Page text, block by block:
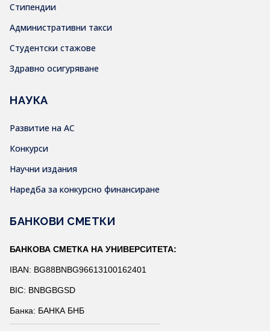
Стипендии
Административни такси
Студентски стажове
Здравно осигуряване
НАУКА
Развитие на АС
Конкурси
Научни издания
Наредба за конкурсно финансиране
БАНКОВИ СМЕТКИ
БАНКОВА СМЕТКА НА УНИВЕРСИТЕТА:
IBAN: BG88BNBG96613100162401
BIC: BNBGBGSD
Банка: БАНКА БНБ